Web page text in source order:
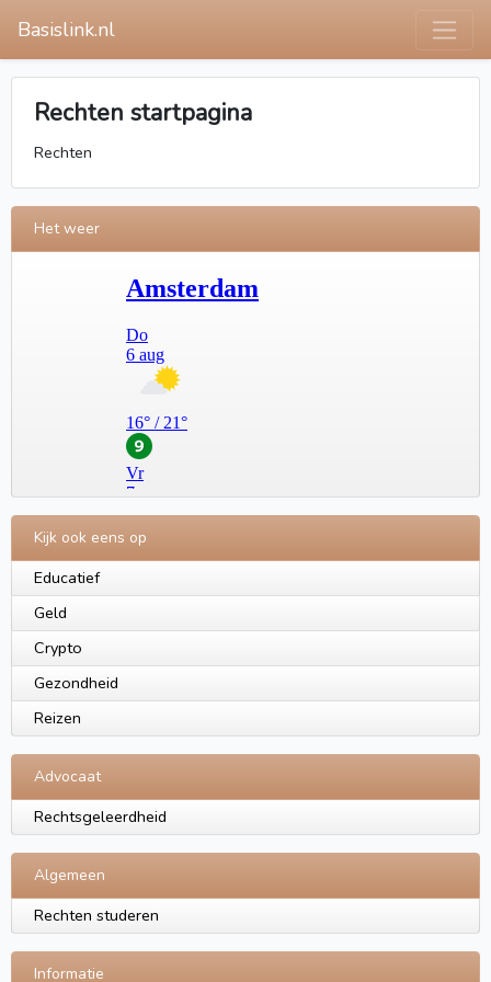
Basislink.nl
Rechten startpagina
Rechten
Het weer
Kijk ook eens op
Educatief
Geld
Crypto
Gezondheid
Reizen
Advocaat
Rechtsgeleerdheid
Algemeen
Rechten studeren
Informatie